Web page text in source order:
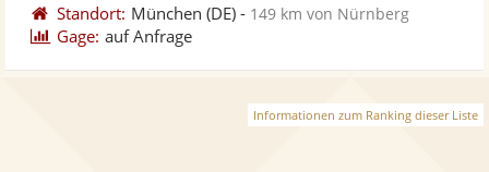
Standort: München (DE) - 149 km von Nürnberg
Gage: auf Anfrage
Informationen zum Ranking dieser Liste